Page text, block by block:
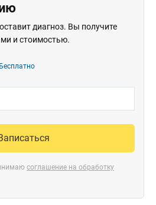
диагноз. Вы получите
и стоимостью.
Бесплатно
соглашение на обработку